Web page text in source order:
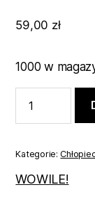
59,00 zł
1000 w
Spodnie
dresowe
cargo
kieszenie
Kategorie:
WOWILE!